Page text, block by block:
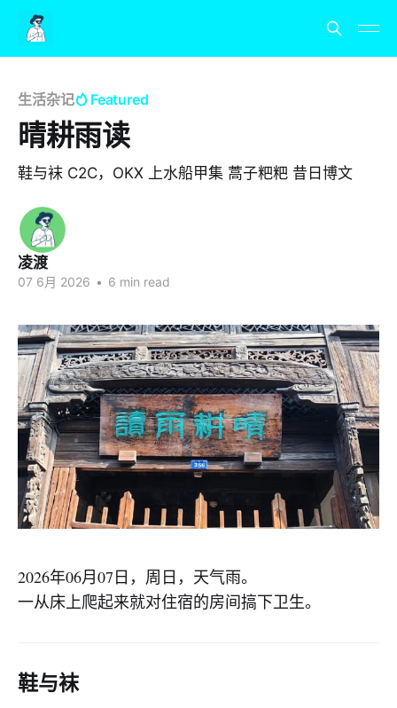
生活杂记 Featured
晴耕雨读
鞋与袜 C2C，OKX 上水船甲集 蒿子粑粑 昔日博文
凌渡
07 6月 2026 • 6 min read
2026年06月07日，周日，天气雨。
一从床上爬起来就对住宿的房间搞下卫生。
鞋与袜